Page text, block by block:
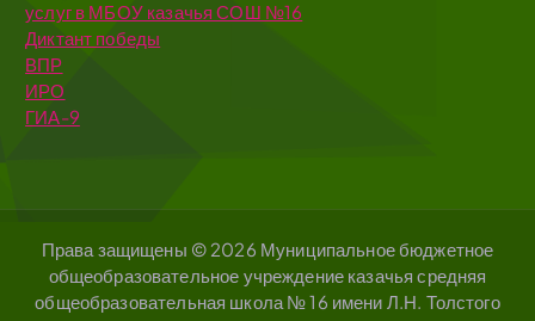
услуг в МБОУ казачья СОШ №16
Диктант победы
ВПР
ИРО
ГИА-9
Права защищены © 2026 Муниципальное бюджетное
общеобразовательное учреждение казачья средняя
общеобразовательная школа № 16 имени Л.Н. Толстого